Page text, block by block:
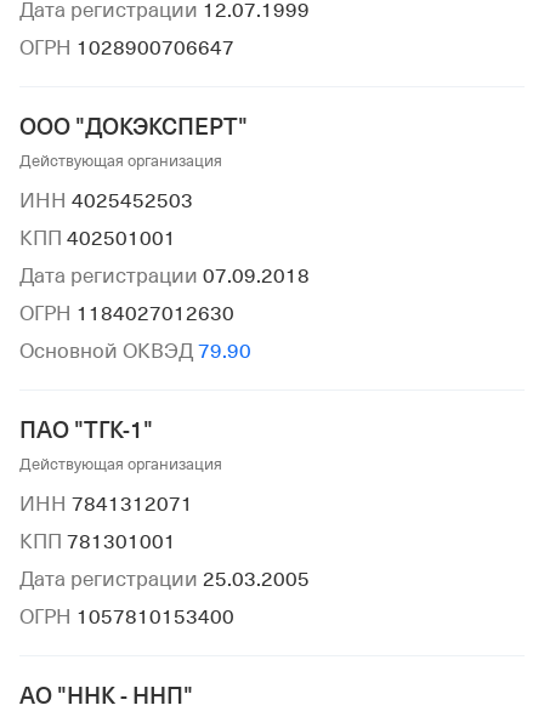
Дата регистрации 12.07.1999
ОГРН 1028900706647
ООО "ДОКЭКСПЕРТ"
Действующая организация
ИНН 4025452503
КПП 402501001
Дата регистрации 07.09.2018
ОГРН 1184027012630
Основной ОКВЭД 79.90
ПАО "ТГК-1"
Действующая организация
ИНН 7841312071
КПП 781301001
Дата регистрации 25.03.2005
ОГРН 1057810153400
АО "ННК - ННП"